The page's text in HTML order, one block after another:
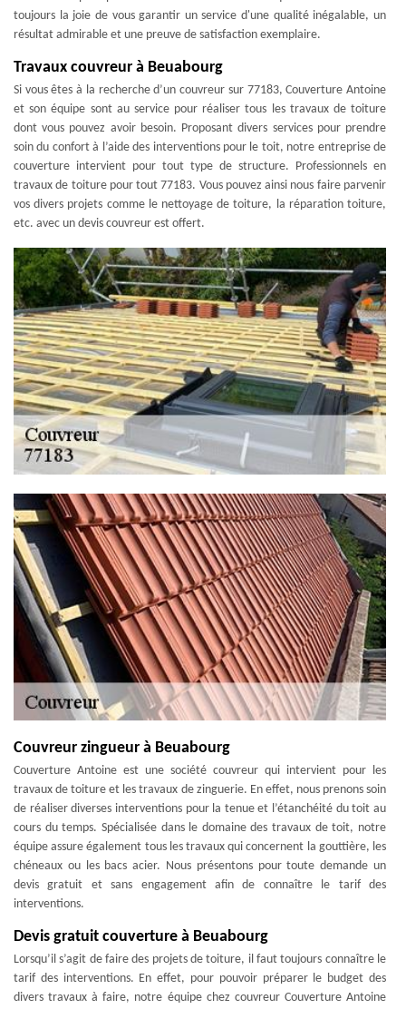
toujours la joie de vous garantir un service d'une qualité inégalable, un
résultat admirable et une preuve de satisfaction exemplaire.
Travaux couvreur à Beuabourg
Si vous êtes à la recherche d’un couvreur sur 77183, Couverture Antoine
et son équipe sont au service pour réaliser tous les travaux de toiture
dont vous pouvez avoir besoin. Proposant divers services pour prendre
soin du confort à l’aide des interventions pour le toit, notre entreprise de
couverture intervient pour tout type de structure. Professionnels en
travaux de toiture pour tout 77183. Vous pouvez ainsi nous faire parvenir
vos divers projets comme le nettoyage de toiture, la réparation toiture,
etc. avec un devis couvreur est offert.
Couvreur zingueur à Beuabourg
Couverture Antoine est une société couvreur qui intervient pour les
travaux de toiture et les travaux de zinguerie. En effet, nous prenons soin
de réaliser diverses interventions pour la tenue et l’étanchéité du toit au
cours du temps. Spécialisée dans le domaine des travaux de toit, notre
équipe assure également tous les travaux qui concernent la gouttière, les
chéneaux ou les bacs acier. Nous présentons pour toute demande un
devis gratuit et sans engagement afin de connaître le tarif des
interventions.
Devis gratuit couverture à Beuabourg
Lorsqu’il s’agit de faire des projets de toiture, il faut toujours connaître le
tarif des interventions. En effet, pour pouvoir préparer le budget des
divers travaux à faire, notre équipe chez couvreur Couverture Antoine